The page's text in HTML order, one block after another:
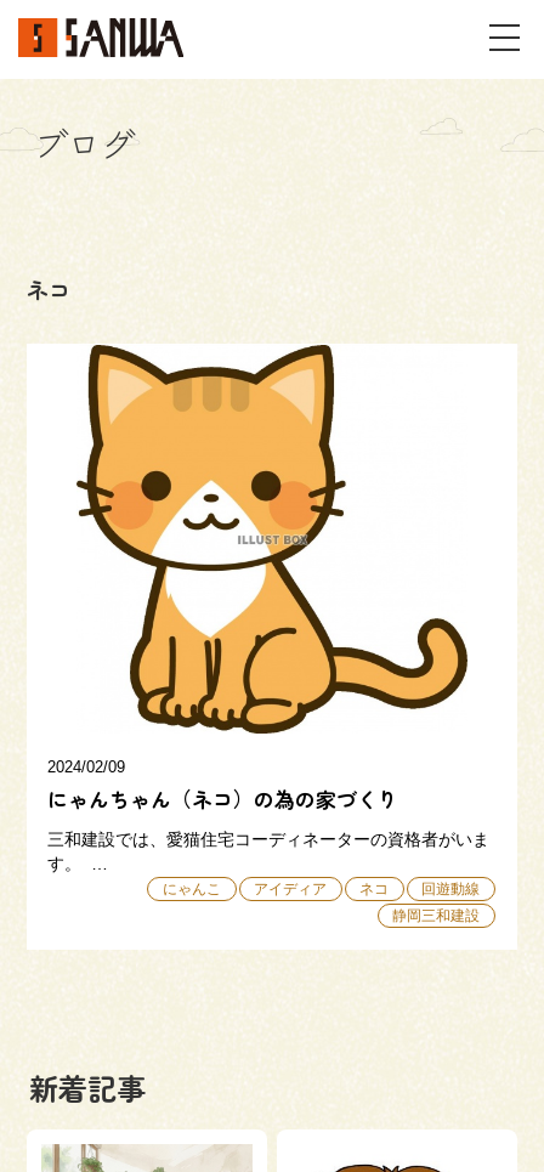
イベント・見学会
不動産情報
事例
施工事例 パーツギャラリー
お客様の声
私たちのこと
三和建設の強み
会社概要
採用情報
054-365-3838
受付時間／平日9:00 - 18:00
来場予約 お問い合わせ 資料請求
ブログ
ネコ
2024/02/09
にゃんちゃん（ネコ）の為の家づくり
三和建設では、愛猫住宅コーディネーターの資格者がいま
す。 …
にゃんこ アイディア ネコ
回遊動線
静岡三和建設
新着記事